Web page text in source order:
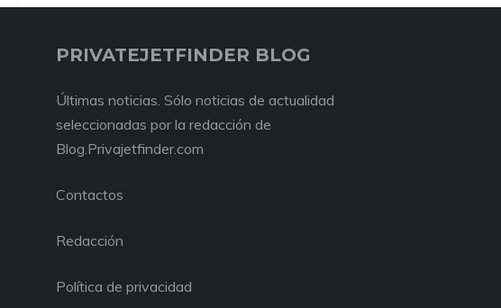
PRIVATEJETFINDER BLOG
Últimas noticias. Sólo noticias de actualidad
seleccionadas por la redacción de
Blog.Privajetfinder.com
Contactos
Redacción
Política de privacidad